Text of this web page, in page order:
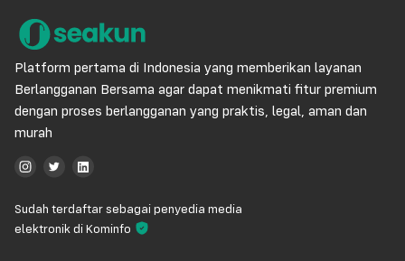
Platform pertama di Indonesia yang memberikan layanan
Berlangganan Bersama agar dapat menikmati fitur premium
dengan proses berlangganan yang praktis, legal, aman dan
murah
Sudah terdaftar sebagai penyedia media
elektronik di Kominfo